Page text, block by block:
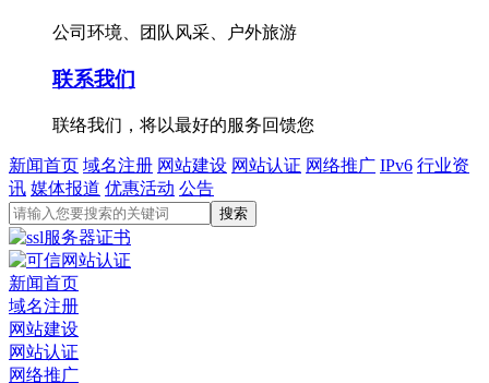
公司环境、团队风采、户外旅游
联系我们
联络我们，将以最好的服务回馈您
新闻首页 域名注册 网站建设 网站认证 网络推广 IPv6 行业资
讯 媒体报道 优惠活动 公告
新闻首页
域名注册
网站建设
网站认证
网络推广